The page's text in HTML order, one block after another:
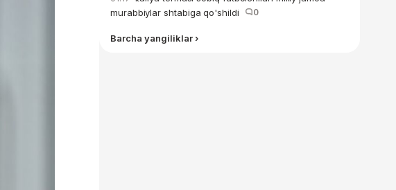
murabbiylar shtabiga qo'shildi
0
Barcha yangiliklar ›